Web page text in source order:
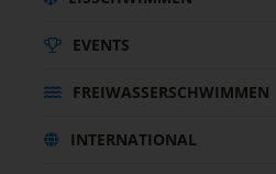
EVENTS
FREIWASSERSCHWIMMEN
INTERNATIONAL